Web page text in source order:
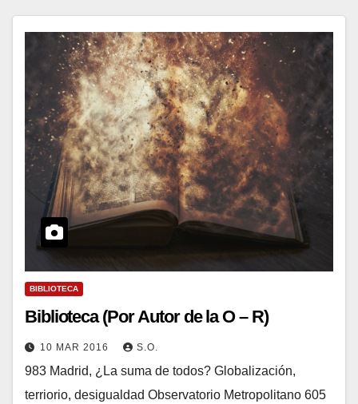
BIBLIOTECA
Biblioteca (Por Autor de la O – R)
10 MAR 2016 S.O.
983 Madrid, ¿La suma de todos? Globalización,
terriorio, desigualdad Observatorio Metropolitano 605